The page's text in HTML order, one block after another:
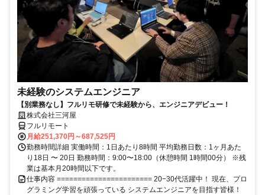
未経験のシステムエンジニア
【別業務なし】フルリモ研修で未経験から、エンジニアデビュー！
株式会社三河屋
フルリモート
月給251,370円～687,525円
勤務時間詳細 実働時間：1日あたり8時間 平均勤務日数：1ヶ月あた
り18日 〜 20日 勤務時間：9:00〜18:00（休憩時間 1時間00分） ※残
業は基本月20時間以下です。
仕事内容 ======================= 20−30代活躍中！ 現在、プロ
グラミング学習を頑張っている システムエンジニアを目指す皆様！